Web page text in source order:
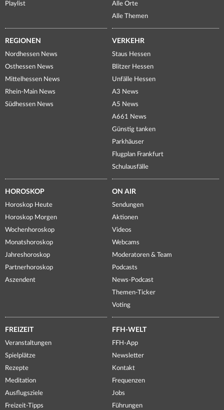
Playlist
Alle Orte
Alle Themen
REGIONEN
Nordhessen News
Osthessen News
Mittelhessen News
Rhein-Main News
Südhessen News
VERKEHR
Staus Hessen
Blitzer Hessen
Unfälle Hessen
A3 News
A5 News
A661 News
Günstig tanken
Parkhäuser
Flugplan Frankfurt
Schulausfälle
HOROSKOP
Horoskop Heute
Horoskop Morgen
Wochenhoroskop
Monatshoroskop
Jahreshoroskop
Partnerhoroskop
Aszendent
ON AIR
Sendungen
Aktionen
Videos
Webcams
Moderatoren & Team
Podcasts
News-Podcast
Themen-Ticker
Voting
FREIZEIT
Veranstaltungen
Spielplätze
Rezepte
Meditation
Ausflugsziele
Freizeit-Tipps
FFH-WELT
FFH-App
Newsletter
Kontakt
Frequenzen
Jobs
Führungen